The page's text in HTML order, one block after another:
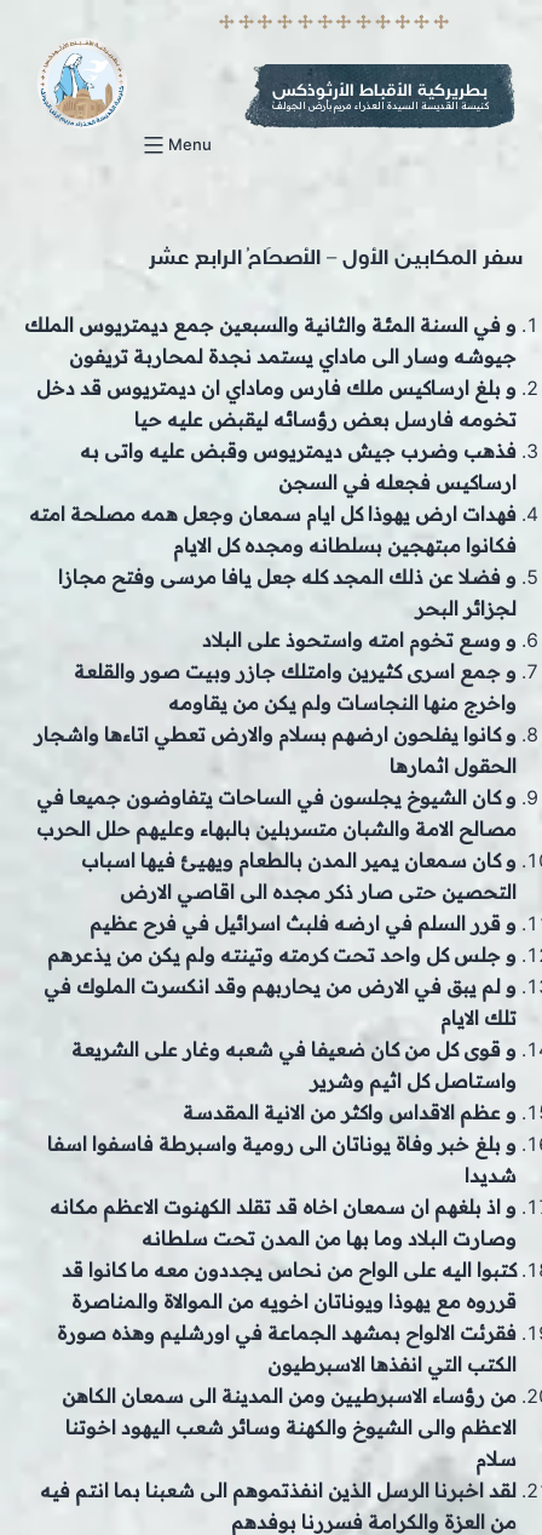
بطريركية الأقباط الأرثوذكس
كنيسة القديسة السيدة العذراء مريم بأرض الجولف
Menu
سفر المكابين الأول – الأصحَاحُ الرابع عشر
و في السنة المئة والثانية والسبعين جمع ديمتريوس الملك
جيوشه وسار الى ماداي يستمد نجدة لمحاربة تريفون
و بلغ ارساكيس ملك فارس وماداي ان ديمتريوس قد دخل
تخومه فارسل بعض رؤسائه ليقبض عليه حيا
فذهب وضرب جيش ديمتريوس وقبض عليه واتى به
ارساكيس فجعله في السجن
فهدات ارض يهوذا كل ايام سمعان وجعل همه مصلحة امته
فكانوا مبتهجين بسلطانه ومجده كل الايام
و فضلا عن ذلك المجد كله جعل يافا مرسى وفتح مجازا
لجزائر البحر
و وسع تخوم امته واستحوذ على البلاد
و جمع اسرى كثيرين وامتلك جازر وبيت صور والقلعة
واخرج منها النجاسات ولم يكن من يقاومه
و كانوا يفلحون ارضهم بسلام والارض تعطي اتاءها واشجار
الحقول اثمارها
و كان الشيوخ يجلسون في الساحات يتفاوضون جميعا في
مصالح الامة والشبان متسربلين بالبهاء وعليهم حلل الحرب
و كان سمعان يمير المدن بالطعام ويهيئ فيها اسباب
التحصين حتى صار ذكر مجده الى اقاصي الارض
و قرر السلم في ارضه فلبث اسرائيل في فرح عظيم
و جلس كل واحد تحت كرمته وتينته ولم يكن من يذعرهم
و لم يبق في الارض من يحاربهم وقد انكسرت الملوك في
تلك الايام
و قوى كل من كان ضعيفا في شعبه وغار على الشريعة
واستاصل كل اثيم وشرير
و عظم الاقداس واكثر من الانية المقدسة
و بلغ خبر وفاة يوناتان الى رومية واسبرطة فاسفوا اسفا
شديدا
و اذ بلغهم ان سمعان اخاه قد تقلد الكهنوت الاعظم مكانه
وصارت البلاد وما بها من المدن تحت سلطانه
كتبوا اليه على الواح من نحاس يجددون معه ما كانوا قد
قرروه مع يهوذا ويوناتان اخويه من الموالاة والمناصرة
فقرئت الالواح بمشهد الجماعة في اورشليم وهذه صورة
الكتب التي انفذها الاسبرطيون
من رؤساء الاسبرطيين ومن المدينة الى سمعان الكاهن
الاعظم والى الشيوخ والكهنة وسائر شعب اليهود اخوتنا
سلام
لقد اخبرنا الرسل الذين انفذتموهم الى شعبنا بما انتم فيه
من العزة والكرامة فسررنا بوفدهم